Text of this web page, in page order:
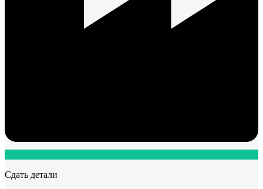
Сдать детали